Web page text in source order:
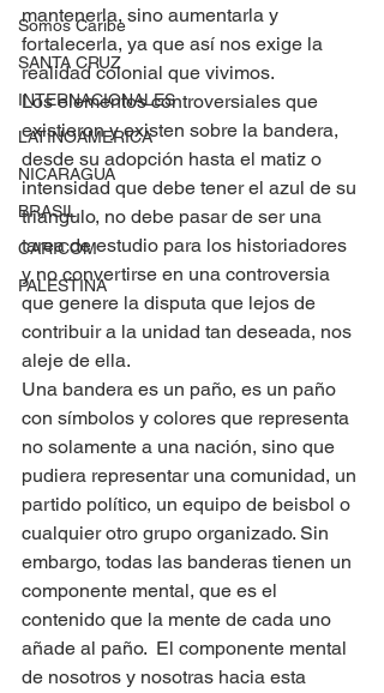
Somos Caribe
SANTA CRUZ
INTERNACIONALES
LATINOAMERICA
NICARAGUA
BRASIL
CARICOM
PALESTINA
mantenerla, sino aumentarla y
fortalecerla, ya que así nos exige la
realidad colonial que vivimos.
Los elementos controversiales que
existieron y existen sobre la bandera,
desde su adopción hasta el matiz o
intensidad que debe tener el azul de su
triangulo, no debe pasar de ser una
tarea de estudio para los historiadores
y no convertirse en una controversia
que genere la disputa que lejos de
contribuir a la unidad tan deseada, nos
aleje de ella.
Una bandera es un paño, es un paño
con símbolos y colores que representa
no solamente a una nación, sino que
pudiera representar una comunidad, un
partido político, un equipo de beisbol o
cualquier otro grupo organizado. Sin
embargo, todas las banderas tienen un
componente mental, que es el
contenido que la mente de cada uno
añade al paño.  El componente mental
de nosotros y nosotras hacia esta